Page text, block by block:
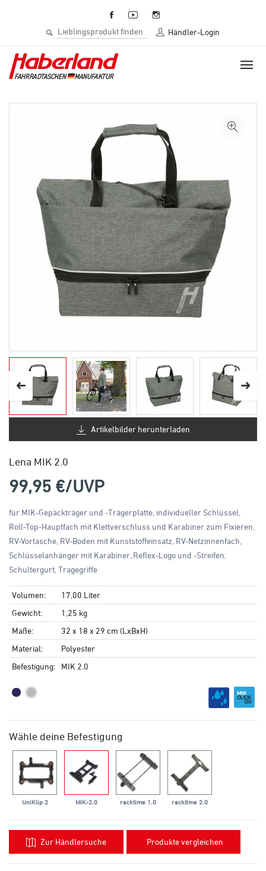
Händler-Login
Artikelbilder herunterladen
Lena MIK 2.0
99,95 €/UVP
für MIK-Gepäckträger und -Trägerplatte, individueller Schlüssel,
Roll-Top-Hauptfach mit Klettverschluss und Karabiner zum Fixieren,
RV-Vortasche, RV-Boden mit Kunststoffeinsatz, RV-Netzinnenfach,
Schlüsselanhänger mit Karabiner, Reflex-Logo und -Streifen,
Schultergurt, Tragegriffe
Volumen:
17,00 Liter
Gewicht:
1,25 kg
Maße:
32 x 18 x 29 cm (LxBxH)
Material:
Polyester
Befestigung:
MIK 2.0
Wähle deine Befestigung
UniKlip 2 MIK-2.0 racktime 1.0 racktime 2.0
Zur Händlersuche Produkte vergleichen